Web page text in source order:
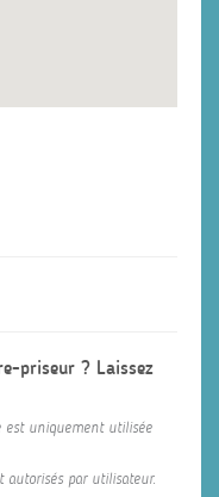
priseur ? Laissez
est uniquement utilisée
autorisés par utilisateur.